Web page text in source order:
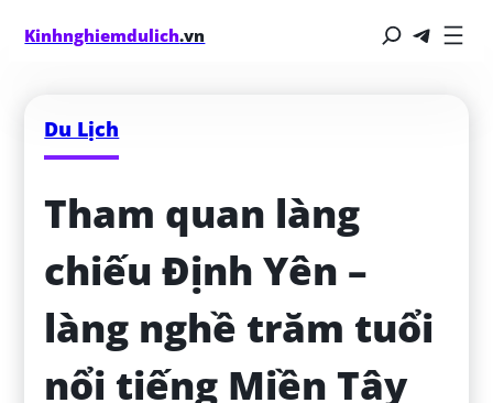
Kinhnghiemdulich.vn
Du Lịch
Tham quan làng
chiếu Định Yên –
làng nghề trăm tuổi
nổi tiếng Miền Tây